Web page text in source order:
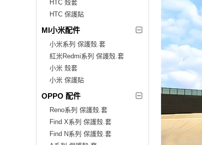
HTC 殼套
HTC 保護貼
MI小米配件
小米系列 保護殼.套
紅米Redmi系列 保護殼.套
小米 殼套
小米 保護貼
OPPO 配件
Reno系列 保護殼.套
Find X系列 保護殼.套
Find N系列 保護殼.套